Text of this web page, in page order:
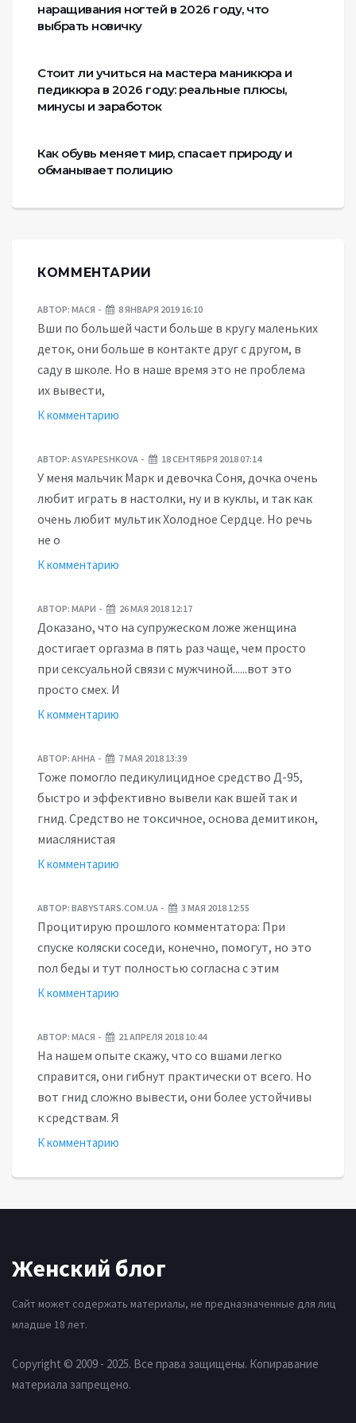
наращивания ногтей в 2026 году, что
выбрать новичку
Стоит ли учиться на мастера маникюра и
педикюра в 2026 году: реальные плюсы,
минусы и заработок
Как обувь меняет мир, спасает природу и
обманывает полицию
КОММЕНТАРИИ
АВТОР: МАСЯ 8 ЯНВАРЯ 2019 16:10
Вши по большей части больше в кругу маленьких
деток, они больше в контакте друг с другом, в
саду в школе. Но в наше время это не проблема
их вывести,
К комментарию
АВТОР: ASYAPESHKOVA 18 СЕНТЯБРЯ 2018 07:14
У меня мальчик Марк и девочка Соня, дочка очень
любит играть в настолки, ну и в куклы, и так как
очень любит мультик Холодное Сердце. Но речь
не о
К комментарию
АВТОР: МАРИ 26 МАЯ 2018 12:17
Доказано, что на супружеском ложе женщина
достигает оргазма в пять раз чаще, чем просто
при сексуальной связи с мужчиной......вот это
просто смех. И
К комментарию
АВТОР: АННА 7 МАЯ 2018 13:39
Тоже помогло педикулицидное средство Д-95,
быстро и эффективно вывели как вшей так и
гнид. Средство не токсичное, основа демитикон,
миаслянистая
К комментарию
АВТОР: BABYSTARS.COM.UA 3 МАЯ 2018 12:55
Процитирую прошлого комментатора: При
спуске коляски соседи, конечно, помогут, но это
пол беды и тут полностью согласна с этим
К комментарию
АВТОР: МАСЯ 21 АПРЕЛЯ 2018 10:44
На нашем опыте скажу, что со вшами легко
справится, они гибнут практически от всего. Но
вот гнид сложно вывести, они более устойчивы
к средствам. Я
К комментарию
Женский блог
Сайт может содержать материалы, не предназначенные для лиц
младше 18 лет.
Copyright © 2009 - 2025. Все права защищены. Копиравание
материала запрещено.